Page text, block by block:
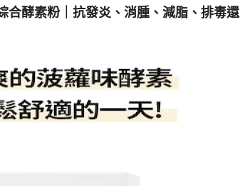
合酵素粉｜抗發炎、消腫、減脂、排毒還